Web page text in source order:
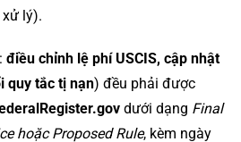
xử lý).
điều chỉnh lệ phí USCIS, cập nhật
quy tắc tị nạn) đều phải được
dưới dạng Final
hoặc Proposed Rule, kèm ngày